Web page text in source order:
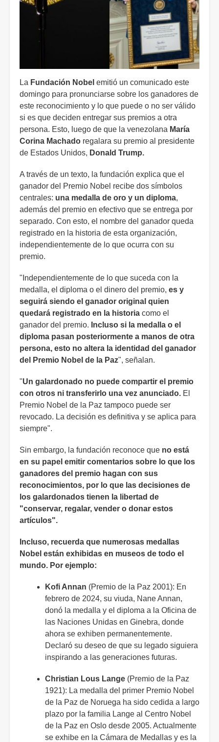
La Fundación Nobel emitió un comunicado este
domingo para pronunciarse sobre los ganadores de
este reconocimiento y lo que puede o no ser válido
si es que deciden entregar sus premios a otra
persona. Esto, luego de que la venezolana María
Corina Machado regalara su premio al presidente
de Estados Unidos, Donald Trump.
A través de un texto, la fundación explica que el
ganador del Premio Nobel recibe dos símbolos
centrales: una medalla de oro y un diploma,
además del premio en efectivo que se entrega por
separado. Con esto, el nombre del ganador queda
registrado en la historia de esta organización,
independientemente de lo que ocurra con su
premio.
"Independientemente de lo que suceda con la
medalla, el diploma o el dinero del premio, es y
seguirá siendo el ganador original quien
quedará registrado en la historia como el
ganador del premio. Incluso si la medalla o el
diploma pasan posteriormente a manos de otra
persona, esto no altera la identidad del ganador
del Premio Nobel de la Paz", señalan.
"Un galardonado no puede compartir el premio
con otros ni transferirlo una vez anunciado. El
Premio Nobel de la Paz tampoco puede ser
revocado. La decisión es definitiva y se aplica para
siempre".
Sin embargo, la fundación reconoce que no está
en su papel emitir comentarios sobre lo que los
ganadores del premio hagan con sus
reconocimientos, por lo que las decisiones de
los galardonados tienen la libertad de
"conservar, regalar, vender o donar estos
artículos".
Incluso, recuerda que numerosas medallas
Nobel están exhibidas en museos de todo el
mundo. Por ejemplo:
Kofi Annan (Premio de la Paz 2001): En
febrero de 2024, su viuda, Nane Annan,
donó la medalla y el diploma a la Oficina de
las Naciones Unidas en Ginebra, donde
ahora se exhiben permanentemente.
Declaró su deseo de que su legado siguiera
inspirando a las generaciones futuras.
Christian Lous Lange (Premio de la Paz
1921): La medalla del primer Premio Nobel
de la Paz de Noruega ha sido cedida a largo
plazo por la familia Lange al Centro Nobel
de la Paz en Oslo desde 2005. Actualmente
se exhibe en la Cámara de Medallas y es la